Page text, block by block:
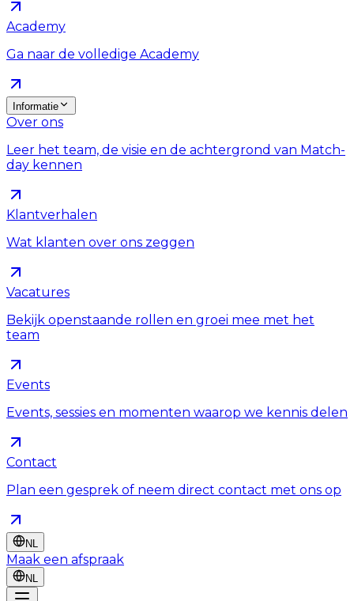
Academy
Ga naar de volledige Academy
Informatie
Over ons
Leer het team, de visie en de achtergrond van Match-
day kennen
Klantverhalen
Wat klanten over ons zeggen
Vacatures
Bekijk openstaande rollen en groei mee met het
team
Events
Events, sessies en momenten waarop we kennis delen
Contact
Plan een gesprek of neem direct contact met ons op
NL
Maak een afspraak
NL